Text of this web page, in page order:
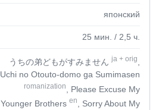
японский
25 мин. / 2,5 ч.
うちの弟どもがすみませんja + orig
Uchi no Otouto-domo ga Sumimasen
romanization
, Please Excuse My
Younger Brothers en
, Sorry About My